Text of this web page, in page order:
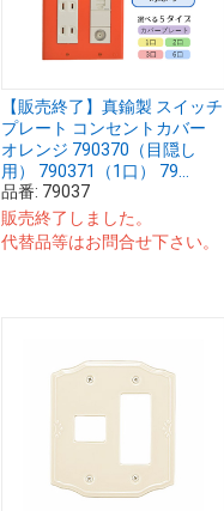
【販売終了】真鍮製 スイッチ
プレート コンセントカバー
オレンジ 790370（目隠し
用） 790371（1口） 79...
品番: 79037
販売終了しました。
代替品等はお問合せ下さい。